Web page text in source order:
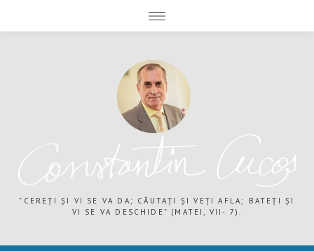
"CEREȚI ȘI VI SE VA DA; CĂUTAȚI ȘI VEȚI AFLA; BATEȚI ȘI
VI SE VA DESCHIDE" (MATEI, VII- 7).